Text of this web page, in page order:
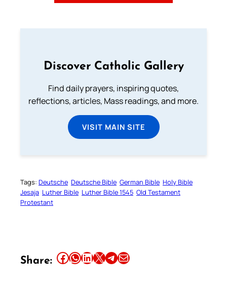
Discover Catholic Gallery
Find daily prayers, inspiring quotes,
reflections, articles, Mass readings, and more.
VISIT MAIN SITE
Tags: Deutsche Deutsche Bible German Bible Holy Bible
Jesaja Luther Bible Luther Bible 1545 Old Testament
Protestant
Share: Share this article on Facebook Share this article on WhatsApp Share this article on LinkedIn Share this article on X Share this article on TelegramEmail this Article